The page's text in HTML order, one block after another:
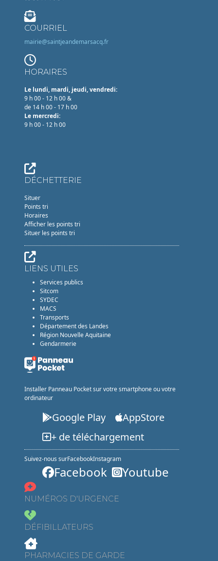
COURRIEL
mairie@saintjeandemarsacq.fr
HORAIRES
Le lundi, mardi, jeudi, vendredi:
9 h 00 - 12 h 00 &
de 14 h 00 - 17 h 00
Le mercredi:
9 h 00 - 12 h 00
DÉCHETTERIE
Situer
Points tri
Horaires
Afficher les points tri
Situer les points tri
LIENS UTILES
Services publics
Sitcom
SYDEC
MACS
Transports
Département des Landes
Région Nouvelle Aquitaine
Gendarmerie
Installer Panneau Pocket sur votre smartphone ou votre
ordinateur
Google Play
AppStore
+ de téléchargement
Suivez-nous surFacebookInstagram
Facebook Youtube
NUMÉROS D'URGENCE
DÉFIBILLATEURS
PHARMACIES DE GARDE